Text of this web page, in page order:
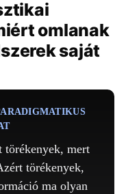
omlanak
saját
törékenyek, mert
törékenyek,
ma olyan